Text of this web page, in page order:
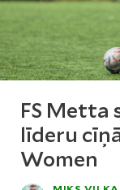
FS Metta
līderu
Women